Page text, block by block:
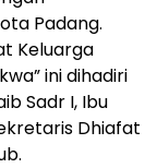
Padang.
Keluarga
ini dihadiri
Sadr I, Ibu
Dhiafat